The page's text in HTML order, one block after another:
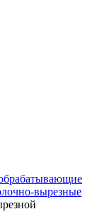
вырезные